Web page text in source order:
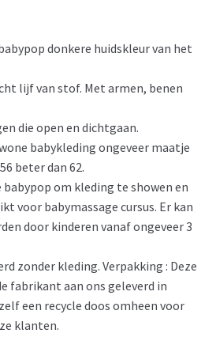
donkere huidskleur van het
lijf van stof. Met armen, benen
die open en dichtgaan.
babykleding ongeveer maatje
beter dan 62.
om kleding te showen en
voor babymassage cursus. Er kan
door kinderen vanaf ongeveer 3
zonder kleding. Verpakking : Deze
fabrikant aan ons geleverd in
een recycle doos omheen voor
klanten.